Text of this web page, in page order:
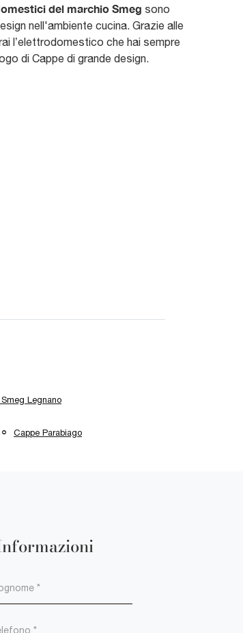
del marchio Smeg sono
nell'ambiente cucina. Grazie alle
l’elettrodomestico che hai sempre
di Cappe di grande design.
Legnano
Cappe Parabiago